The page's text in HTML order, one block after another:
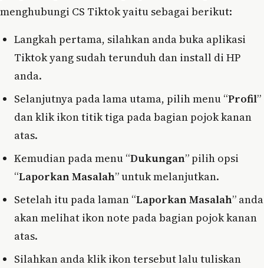
menghubungi CS Tiktok yaitu sebagai berikut:
Langkah pertama, silahkan anda buka aplikasi
Tiktok yang sudah terunduh dan install di HP
anda.
Selanjutnya pada lama utama, pilih menu “Profil”
dan klik ikon titik tiga pada bagian pojok kanan
atas.
Kemudian pada menu “Dukungan” pilih opsi
“Laporkan Masalah” untuk melanjutkan.
Setelah itu pada laman “Laporkan Masalah” anda
akan melihat ikon note pada bagian pojok kanan
atas.
Silahkan anda klik ikon tersebut lalu tuliskan